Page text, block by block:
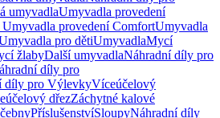
umyvadlaUmyvadla provedení
provedení ComfortUmyvadla
pro dětiUmyvadlaMycí
žlabyDalší umyvadlaNáhradní díly pro
díly pro
díly pro VýlevkyVíceúčelový
dřezZáchytné kalové
PříslušenstvíSloupyNáhradní díly